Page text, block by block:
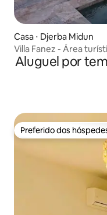
Casa ⋅ Djerba Midun
Villa Fanez - Área
Aluguel por
Preferido dos
Preferido dos